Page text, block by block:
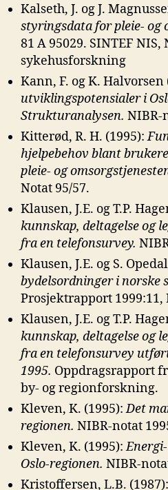
Kalseth, J. og J.
styringsdata for pleie- og
81 A 95029. SINTEF
sykehusforskning
Kann, F. og K. Halvorsen
utviklingspotensialer i
Strukturanalysen. NIBR-
Kitterød, R. H. (1995):
hjelpebehov blant
pleie- og
Notat 95/57.
Klausen, J.E. og T.P.
kunnskap, deltagelse og
fra en telefonsurvey.
Klausen, J.E. og S.
bydelsordninger i norske
Prosjektrapport 1999:11,
Klausen, J.E. og T.P.
kunnskap, deltagelse og
fra en telefonsurvey
1995. Oppdragsrapport
by- og regionforskning.
Kleven, K. (1995):Det
regionen. NIBR-notat
Kleven, K. (1995):
Oslo-regionen. NIBR-
Kristoffersen, L.B.